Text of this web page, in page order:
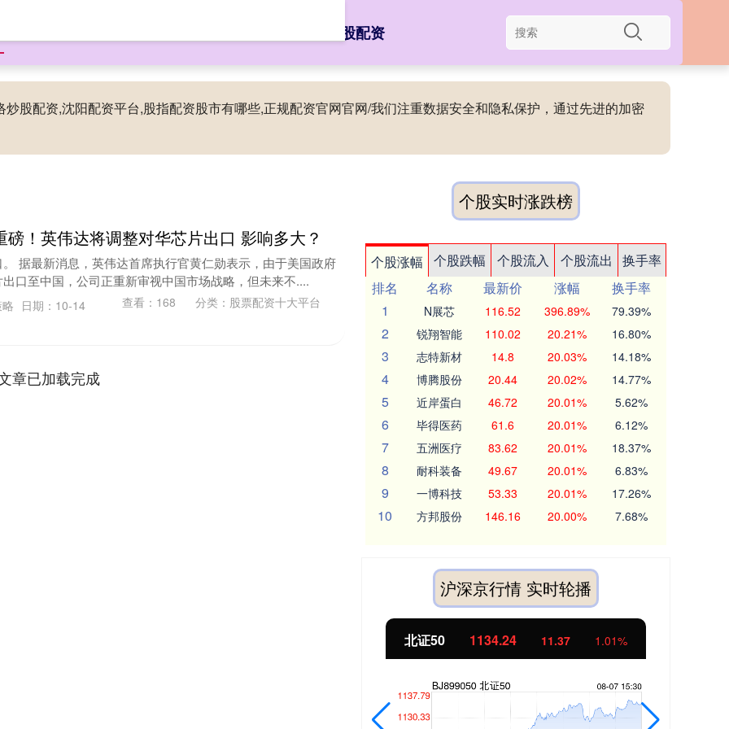
配资网络炒股配资
股配资,沈阳配资平台,股指配资股市有哪些,正规配资官网官网/我们注重数据安全和隐私保护，通过先进的加密
！英伟达将调整对华芯片出口 影响多大？
据最新消息，英伟达首席执行官黄仁勋表示，由于美国政府
口至中国，公司正重新审视中国市场战略，但未来不....
日期：10-14 查看： 168 分类： 股票配资十大平台
章已加载完成
个股实时涨跌榜
个股涨幅 个股跌幅 个股流入 个股流出
换手率
排名
名称 最新价 涨幅
换手率
1
N展芯 116.52 396.89% 79.39%
2 锐翔智能 110.02 20.21% 16.80%
3 志特新材 14.8 20.03% 14.18%
4 博腾股份 20.44 20.02% 14.77%
5 近岸蛋白 46.72 20.01% 5.62%
6 毕得医药 61.6 20.01% 6.12%
7 五洲医疗 83.62 20.01% 18.37%
8 耐科装备 49.67 20.01% 6.83%
9 一博科技 53.33 20.01% 17.26%
10 方邦股份 146.16 20.00% 7.68%
沪深京行情 实时轮播
北证50 1134.24 11.37 1.01%